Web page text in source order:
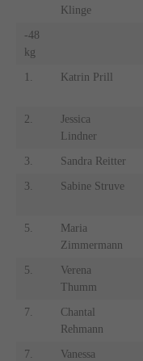
Klinge
-48
kg
1. Katrin Prill
2.
Jessica
Lindner
3. Sandra Reitter
3. Sabine Struve
5.
Maria
Zimmermann
5.
Verena
Thumm
7.
Chantal
Rehmann
7.
Vanessa